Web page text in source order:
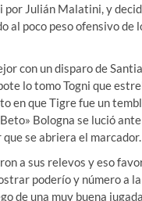
por Julián Malatini, y
al poco peso ofensivo de
con un disparo de
lo tomo Togni que
en que Tigre fue un
Bologna se lució
se abriera el marcador.
a sus relevos y eso
poderío y número a
de una muy buena